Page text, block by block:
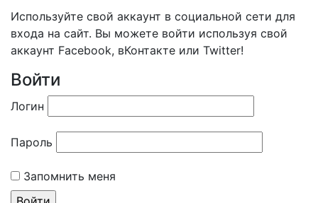
Используйте свой аккаунт в социальной сети для
входа на сайт. Вы можете войти используя свой
аккаунт Facebook, вКонтакте или Twitter!
Войти
Логин
Пароль
Запомнить меня